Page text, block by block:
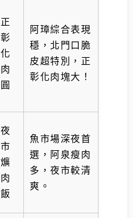
正
彰
化
肉
圓
阿璋綜合表現
穩，北門口脆
皮超特別，正
彰化肉塊大！
夜
市
爌
肉
飯
魚市場深夜首
選，阿泉瘦肉
多，夜市較清
爽。